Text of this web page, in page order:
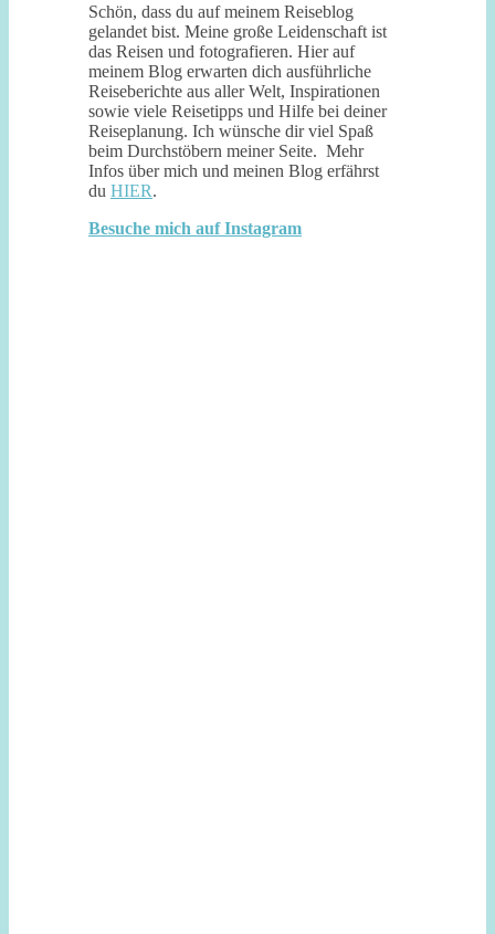
Schön, dass du auf meinem Reiseblog
gelandet bist. Meine große Leidenschaft ist
das Reisen und fotografieren. Hier auf
meinem Blog erwarten dich ausführliche
Reiseberichte aus aller Welt, Inspirationen
sowie viele Reisetipps und Hilfe bei deiner
Reiseplanung. Ich wünsche dir viel Spaß
beim Durchstöbern meiner Seite. Mehr
Infos über mich und meinen Blog erfährst
du HIER.
Besuche mich auf Instagram